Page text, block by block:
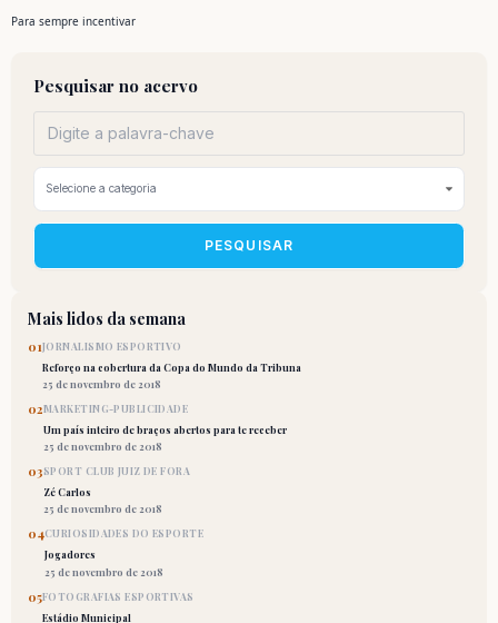
Para sempre incentivar
Pesquisar no acervo
PESQUISAR
Mais lidos da semana
01JORNALISMO ESPORTIVO
Reforço na cobertura da Copa do Mundo da Tribuna
25 de novembro de 2018
02MARKETING-PUBLICIDADE
Um país inteiro de braços abertos para te receber
25 de novembro de 2018
03SPORT CLUB JUIZ DE FORA
Zé Carlos
25 de novembro de 2018
04CURIOSIDADES DO ESPORTE
Jogadores
25 de novembro de 2018
05FOTOGRAFIAS ESPORTIVAS
Estádio Municipal